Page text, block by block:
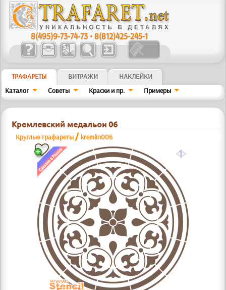
8(495)9-73-74-73 •8(812)425-245-1
ТРАФАРЕТЫ ВИТРАЖИ
НАКЛЕЙКИ
Каталог
Советы Краски и пр. Примеры
Кремлевский медальон 06
Круглые трафареты / kremlin006
a